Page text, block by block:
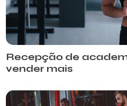
Recepção de
vender mais